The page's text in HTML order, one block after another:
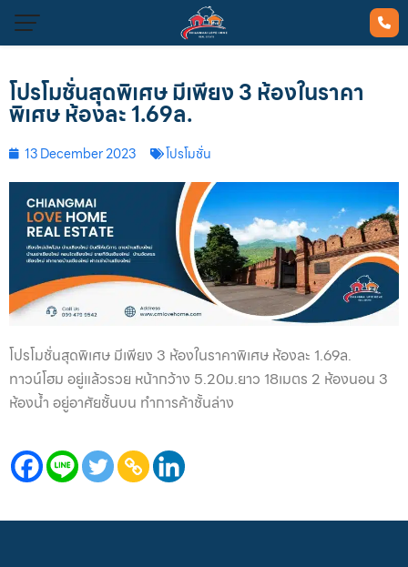
EN
TH
โปรโมชั่นสุดพิเศษ มีเพียง 3 ห้องในราคา
พิเศษ ห้องละ 1.69ล.
13 December 2023 โปรโมชั่น
โปรโมชั่นสุดพิเศษ มีเพียง 3 ห้องในราคาพิเศษ ห้องละ 1.69ล.
ทาวน์โฮม อยู่แล้วรวย หน้ากว้าง 5.20ม.ยาว 18เมตร 2 ห้องนอน 3
ห้องน้ำ อยู่อาศัยชั้นบน ทำการค้าชั้นล่าง